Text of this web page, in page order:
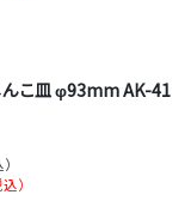
こ皿 φ93mm AK-41
）